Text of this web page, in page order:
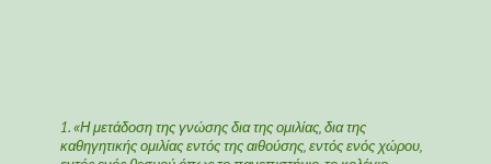
1. «Η μετάδοση της γνώσης δια της ομιλίας, δια της
καθηγητικής ομιλίας εντός της αιθούσης, εντός ενός χώρου,